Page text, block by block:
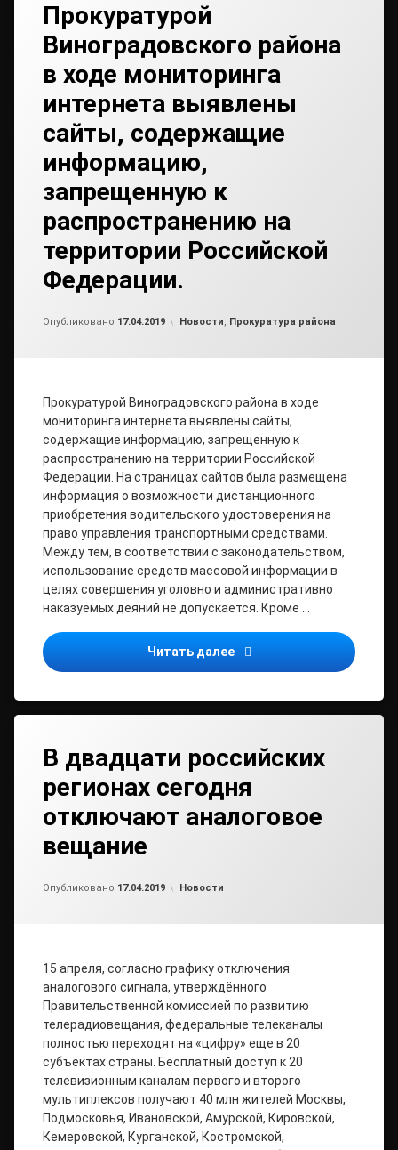
Прокуратурой
Виноградовского района
в ходе мониторинга
интернета выявлены
сайты, содержащие
информацию,
запрещенную к
распространению на
территории Российской
Федерации.
Опубликовано 17.04.2019 Рубрики:
Новости, Прокуратура района
Прокуратурой Виноградовского района в ходе
мониторинга интернета выявлены сайты,
содержащие информацию, запрещенную к
распространению на территории Российской
Федерации. На страницах сайтов была размещена
информация о возможности дистанционного
приобретения водительского удостоверения на
право управления транспортными средствами.
Между тем, в соответствии с законодательством,
использование средств массовой информации в
целях совершения уголовно и административно
наказуемых деяний не допускается. Кроме …
Читать далее Прокуратурой
В двадцати российских
регионах сегодня
отключают аналоговое
вещание
Опубликовано 17.04.2019 Рубрики:
Новости
15 апреля, согласно графику отключения
аналогового сигнала, утверждённого
Правительственной комиссией по развитию
телерадиовещания, федеральные телеканалы
полностью переходят на «цифру» еще в 20
субъектах страны. Бесплатный доступ к 20
телевизионным каналам первого и второго
мультиплексов получают 40 млн жителей Москвы,
Подмосковья, Ивановской, Амурской, Кировской,
Кемеровской, Курганской, Костромской,